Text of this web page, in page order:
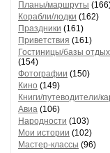
Планы/маршруты
Корабли/лодки (162)
Праздники (161)
Приветствия (161)
Гостиницы/базы
(154)
Фотографии (150)
Кино (149)
Книги/путеводители/
Авиа (106)
Народности (103)
Мои истории (102)
Мастер-классы (96)